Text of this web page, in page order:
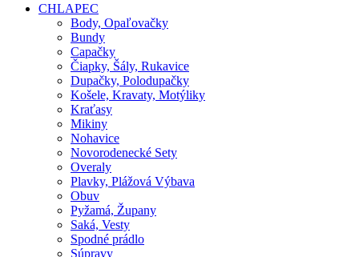
CHLAPEC
Body, Opaľovačky
Bundy
Capačky
Čiapky, Šály, Rukavice
Dupačky, Polodupačky
Košele, Kravaty, Motýliky
Kraťasy
Mikiny
Nohavice
Novorodenecké Sety
Overaly
Plavky, Plážová Výbava
Obuv
Pyžamá, Župany
Saká, Vesty
Spodné prádlo
Súpravy